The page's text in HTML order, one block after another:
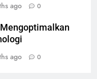
ago 0
ago 0